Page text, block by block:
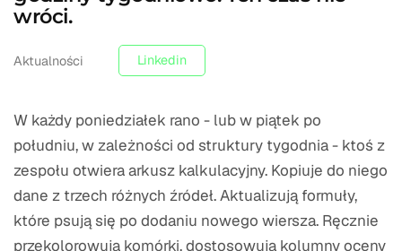
wróci.
Aktualności Linkedin
W każdy poniedziałek rano - lub w piątek po
południu, w zależności od struktury tygodnia - ktoś z
zespołu otwiera arkusz kalkulacyjny. Kopiuje do niego
dane z trzech różnych źródeł. Aktualizują formuły,
które psują się po dodaniu nowego wiersza. Ręcznie
przekolorowują komórki, dostosowują kolumny oceny